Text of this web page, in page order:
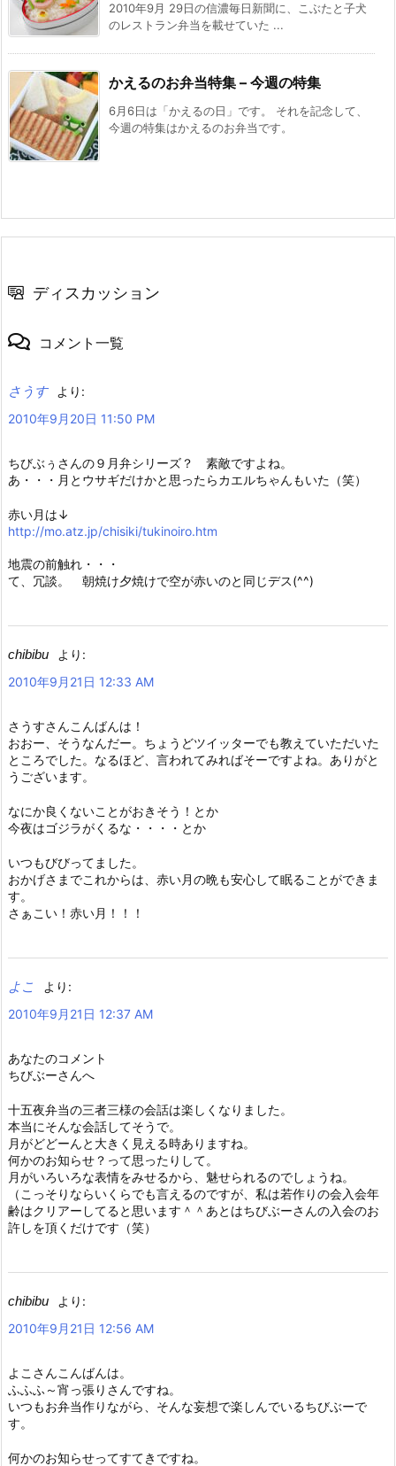
2010年9月 29日の信濃毎日新聞に、こぶたと子犬
のレストラン弁当を載せていた ...
かえるのお弁当特集 – 今週の特集
6月6日は「かえるの日」です。 それを記念して、
今週の特集はかえるのお弁当です。
ディスカッション
コメント一覧
さうす
より:
2010年9月20日 11:50 PM
ちびぶぅさんの９月弁シリーズ？ 素敵ですよね。
あ・・・月とウサギだけかと思ったらカエルちゃんもいた（笑）
赤い月は↓
http://mo.atz.jp/chisiki/tukinoiro.htm
地震の前触れ・・・
て、冗談。 朝焼け夕焼けで空が赤いのと同じデス(^^)
chibibu
より:
2010年9月21日 12:33 AM
さうすさんこんばんは！
おおー、そうなんだー。ちょうどツイッターでも教えていただいた
ところでした。なるほど、言われてみればそーですよね。ありがと
うございます。
なにか良くないことがおきそう！とか
今夜はゴジラがくるな・・・・とか
いつもびびってました。
おかげさまでこれからは、赤い月の晩も安心して眠ることができま
す。
さぁこい！赤い月！！！
よこ
より:
2010年9月21日 12:37 AM
あなたのコメント
ちびぶーさんへ
十五夜弁当の三者三様の会話は楽しくなりました。
本当にそんな会話してそうで。
月がどどーんと大きく見える時ありますね。
何かのお知らせ？って思ったりして。
月がいろいろな表情をみせるから、魅せられるのでしょうね。
（こっそりならいくらでも言えるのですが、私は若作りの会入会年
齢はクリアーしてると思います＾＾あとはちびぶーさんの入会のお
許しを頂くだけです（笑）
chibibu
より:
2010年9月21日 12:56 AM
よこさんこんばんは。
ふふふ～宵っ張りさんですね。
いつもお弁当作りながら、そんな妄想で楽しんでいるちびぶーで
す。
何かのお知らせってすてきですね。